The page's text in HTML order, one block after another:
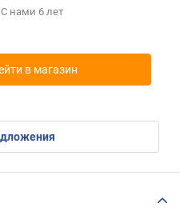
С нами 6 лет
в магазин